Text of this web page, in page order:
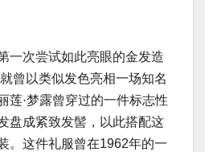
一次尝试如此亮眼的金发造
曾以类似发色亮相一场知名
莲·梦露曾穿过的一件标志性
盘成紧致发髻，以此搭配这
。这件礼服曾在1962年的一